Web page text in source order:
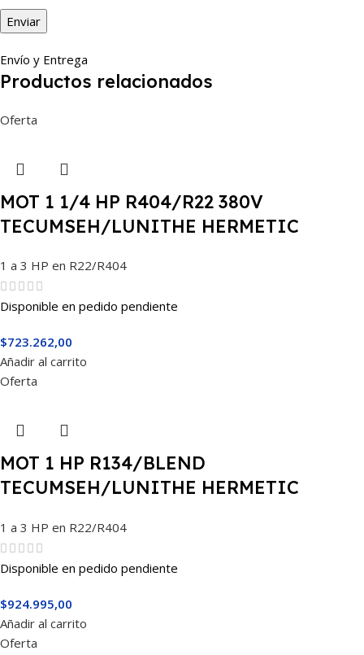
Envío y Entrega
Productos relacionados
Oferta
MOT 1 1/4 HP R404/R22 380V
TECUMSEH/LUNITHE HERMETIC
1 a 3 HP en R22/R404
Disponible en pedido pendiente
$723.262,00
Añadir al carrito
Oferta
MOT 1 HP R134/BLEND
TECUMSEH/LUNITHE HERMETIC
1 a 3 HP en R22/R404
Disponible en pedido pendiente
$924.995,00
Añadir al carrito
Oferta